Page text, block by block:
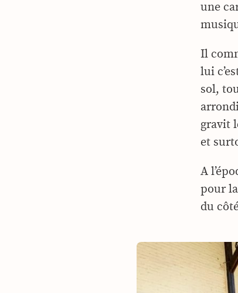
une
Il
lui
sol,
gravit
et
A
pour
du